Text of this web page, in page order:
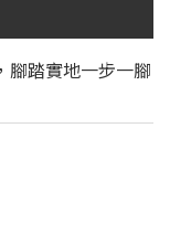
腳踏實地一步一腳